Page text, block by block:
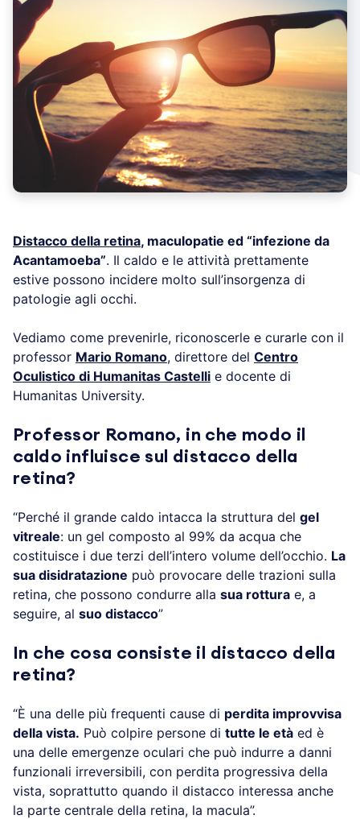
Distacco della retina, maculopatie ed “infezione da
Acantamoeba”. Il caldo e le attività prettamente
estive possono incidere molto sull’insorgenza di
patologie agli occhi.
Vediamo come prevenirle, riconoscerle e curarle con il
professor Mario Romano, direttore del Centro
Oculistico di Humanitas Castelli e docente di
Humanitas University.
Professor Romano, in che modo il
caldo influisce sul distacco della
retina?
“Perché il grande caldo intacca la struttura del gel
vitreale: un gel composto al 99% da acqua che
costituisce i due terzi dell’intero volume dell’occhio. La
sua disidratazione può provocare delle trazioni sulla
retina, che possono condurre alla sua rottura e, a
seguire, al suo distacco”
In che cosa consiste il distacco della
retina?
“È una delle più frequenti cause di perdita improvvisa
della vista. Può colpire persone di tutte le età ed è
una delle emergenze oculari che può indurre a danni
funzionali irreversibili, con perdita progressiva della
vista, soprattutto quando il distacco interessa anche
la parte centrale della retina, la macula”.